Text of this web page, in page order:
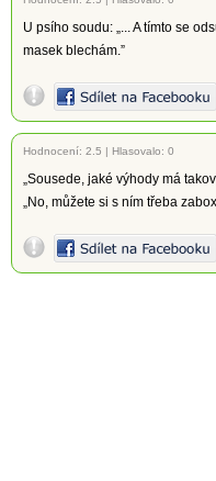
U psího soudu: „... A tímto se
masek blechám.”
Hodnocení: 2.5 | Hlasovalo: 0
„Sousede, jaké výhody má
„No, můžete si s ním třeba